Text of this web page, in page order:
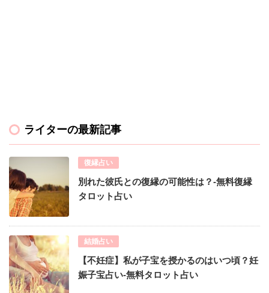
ライターの最新記事
復縁占い
別れた彼氏との復縁の可能性は？-無料復縁
タロット占い
結婚占い
【不妊症】私が子宝を授かるのはいつ頃？妊
娠子宝占い-無料タロット占い